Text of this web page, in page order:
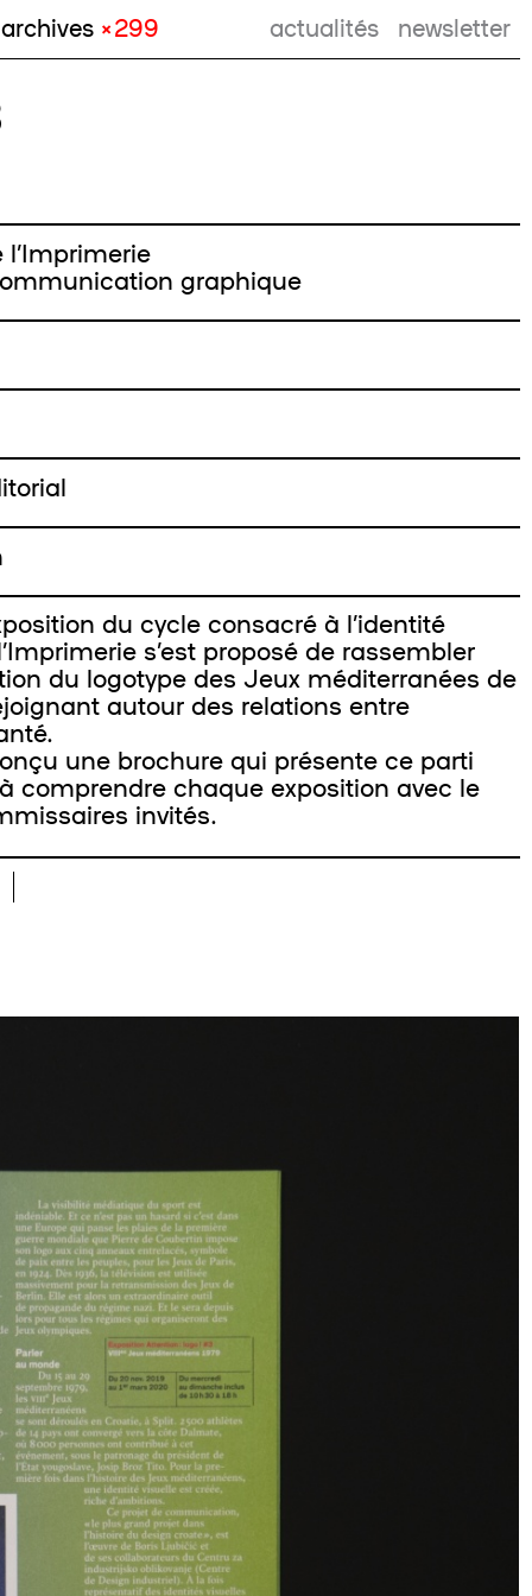
archives × 299 actualités newsletter
graphique
du cycle consacré à l’identité
s’est proposé de rassembler
du logotype des Jeux méditerranées de
autour des relations entre
une brochure qui présente ce parti
comprendre chaque exposition avec le
invités.